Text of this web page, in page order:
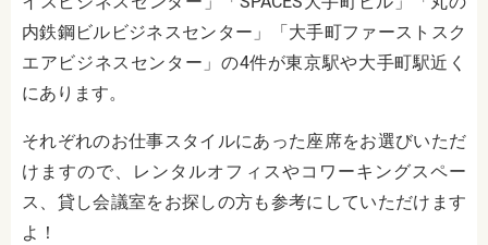
内鉄鋼ビルビジネスセンター」「大手町ファーストスク
エアビジネスセンター」の4件が東京駅や大手町駅近く
にあります。
それぞれのお仕事スタイルにあった座席をお選びいただ
けますので、レンタルオフィスやコワーキングスペー
ス、貸し会議室をお探しの方も参考にしていただけます
よ！